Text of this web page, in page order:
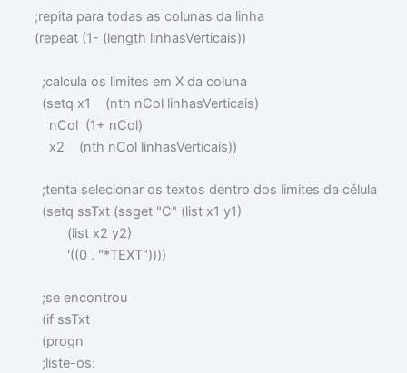
;repita para todas as colunas da linha
(repeat (1- (length linhasVerticais))
;calcula os limites em X da coluna
(setq x1 (nth nCol linhasVerticais)
nCol (1+ nCol)
x2
(nth nCol linhasVerticais))
;tenta selecionar os textos dentro dos limites da célula
(setq ssTxt (ssget "C" (list x1 y1)
(list x2 y2)
'((0 . "*TEXT"))))
;se encontrou
(if ssTxt
(progn
;liste-os: